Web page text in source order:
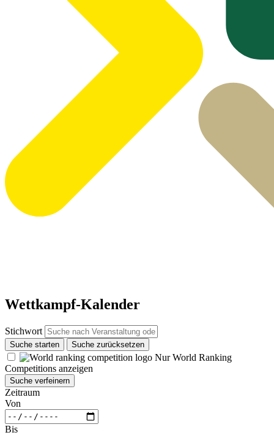
Wettkampf-Kalender
Stichwort
Suche starten Suche zurücksetzen
Nur World Ranking
Competitions anzeigen
Suche verfeinern
Zeitraum
Von
Bis